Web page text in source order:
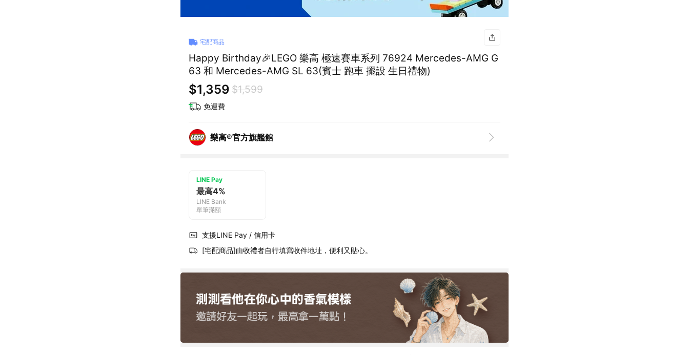
宅配商品
Happy Birthday🎉LEGO 樂高 極速賽車系列 76924 Mercedes-AMG G
63 和 Mercedes-AMG SL 63(賓士 跑車 擺設 生日禮物)
$1,359 $1,599
免運費
樂高®官方旗艦館
LINE Pay
最高4%
LINE Bank
單筆滿額
支援LINE Pay / 信用卡
[宅配商品]由收禮者自行填寫收件地址，便利又貼心。